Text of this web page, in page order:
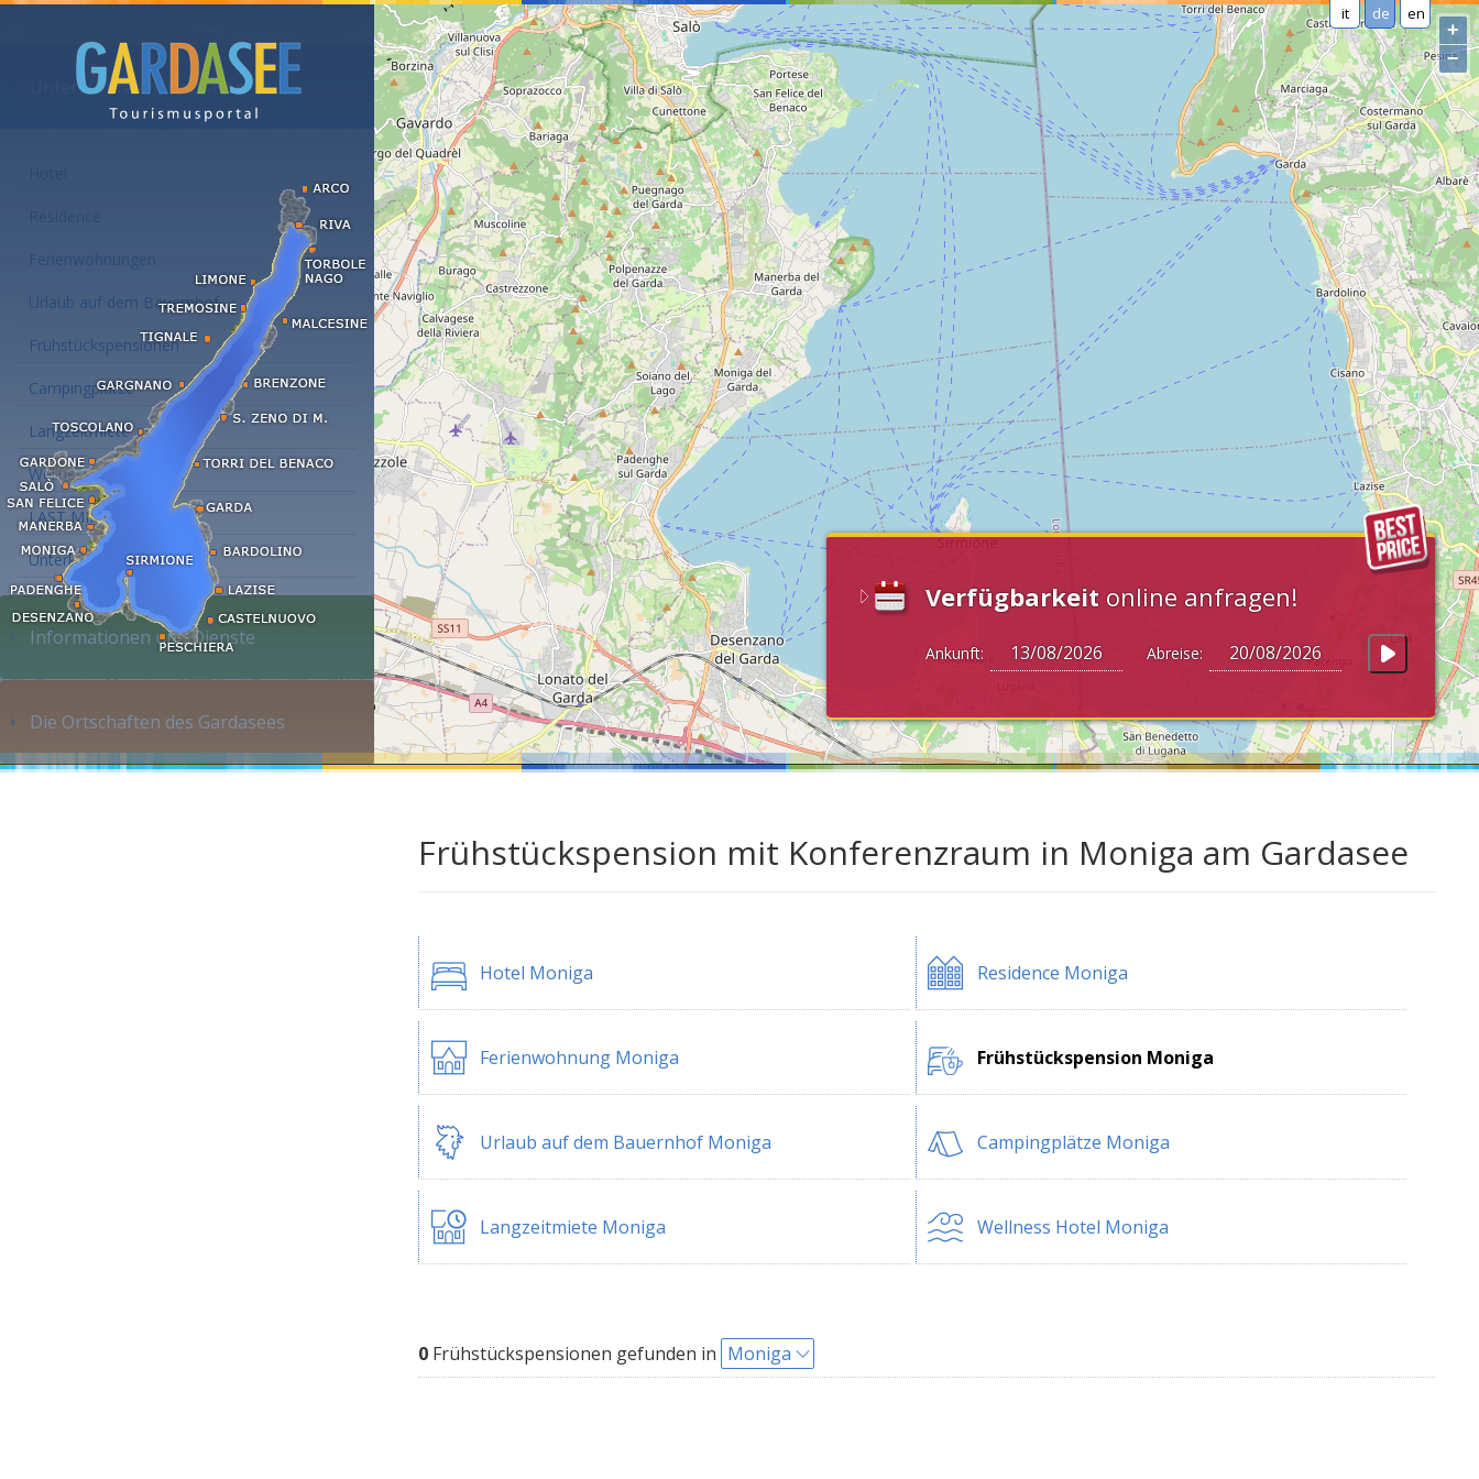
it de en
Verfügbarkeit online anfragen!
Ankunft: Abreise:
+
−
Unterkünfte am Gardasee
Ferienwohnungen
Urlaub auf dem Bauernhof
Frühstückspensionen
Campingplätze
Langzeitmiete
Wellness Hotel
LAST MINUTE
Unterkunft suchen...
Informationen und Dienste
Die Ortschaften des Gardasees
Frühstückspension mit Konferenzraum in Moniga am Gardasee
Hotel Moniga Residence Moniga
Ferienwohnung Moniga Frühstückspension Moniga
Urlaub auf dem Bauernhof Moniga Campingplätze Moniga
Langzeitmiete Moniga Wellness Hotel Moniga
0 Frühstückspensionen gefunden in Moniga